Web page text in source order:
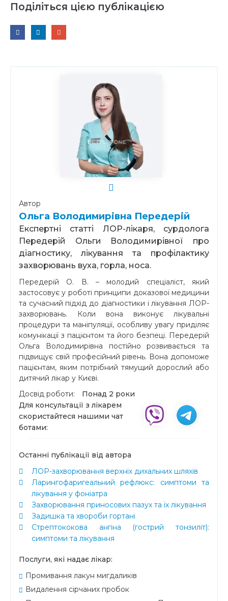
Поділіться цією публікацією
Автор
Ольга Володимирівна Передерій
Експертні статті ЛОР-лікаря, сурдолога
Передерій Ольги Володимирівної про
діагностику, лікування та профілактику
захворювань вуха, горла, носа.
Передерій О. В. – молодий спеціаліст, який
застосовує у роботі принципи доказової медицини
та сучасний підхід до діагностики і лікування ЛОР-
захворювань. Коли вона виконує лікувальні
процедури та маніпуляції, особливу увагу приділяє
комунікації з пацієнтом та його безпеці. Передерій
Ольга Володимирівна постійно розвивається та
підвищує свій професійний рівень. Вона допоможе
пацієнтам, яким потрібний тямущий дорослий або
дитячий лікар у Києві.
Досвід роботи:
Понад 2 роки
Для консультації з лікарем
скористайтеся нашими чат
ботами:
Останні публікації від автора
ЛОР-захворювання верхніх дихальних шляхів
Ларингофаригеальний рефлюкс: симптоми та
лікування у фоніатра
Захворювання приносових пазух та їх лікування
Задишка та хвороби гортані
Стрептококова ангіна (гострий тонзиліт):
симптоми та лікування
Послуги, які надає лікар:
Промивання лакун мигдаликів
Видалення сірчаних пробок